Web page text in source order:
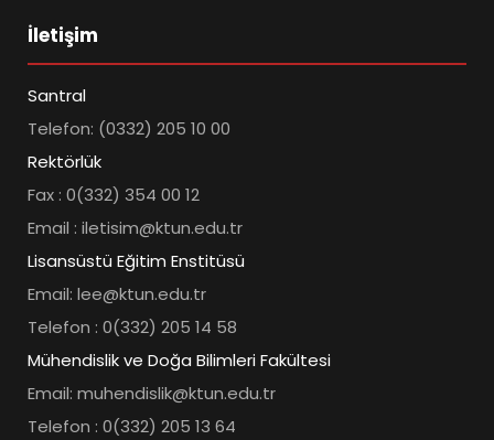
İletişim
Santral
Telefon: (0332) 205 10 00
Rektörlük
Fax : 0(332) 354 00 12
Email : iletisim@ktun.edu.tr
Lisansüstü Eğitim Enstitüsü
Email: lee@ktun.edu.tr
Telefon : 0(332) 205 14 58
Mühendislik ve Doğa Bilimleri Fakültesi
Email: muhendislik@ktun.edu.tr
Telefon : 0(332) 205 13 64